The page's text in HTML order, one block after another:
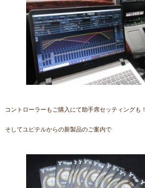
コントローラーもご購入にて助手席セッティングも！
そしてユピテルからの新製品のご案内で